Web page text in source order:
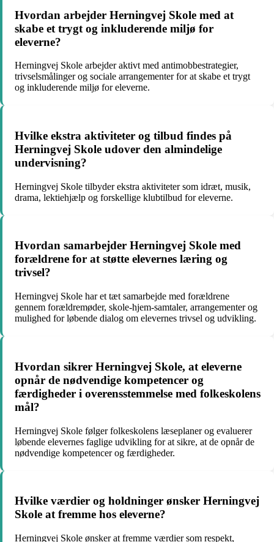
Hvordan arbejder Herningvej Skole med at
skabe et trygt og inkluderende miljø for
eleverne?
Herningvej Skole arbejder aktivt med antimobbestrategier,
trivselsmålinger og sociale arrangementer for at skabe et trygt
og inkluderende miljø for eleverne.
Hvilke ekstra aktiviteter og tilbud findes på
Herningvej Skole udover den almindelige
undervisning?
Herningvej Skole tilbyder ekstra aktiviteter som idræt, musik,
drama, lektiehjælp og forskellige klubtilbud for eleverne.
Hvordan samarbejder Herningvej Skole med
forældrene for at støtte elevernes læring og
trivsel?
Herningvej Skole har et tæt samarbejde med forældrene
gennem forældremøder, skole-hjem-samtaler, arrangementer og
mulighed for løbende dialog om elevernes trivsel og udvikling.
Hvordan sikrer Herningvej Skole, at eleverne
opnår de nødvendige kompetencer og
færdigheder i overensstemmelse med folkeskolens
mål?
Herningvej Skole følger folkeskolens læseplaner og evaluerer
løbende elevernes faglige udvikling for at sikre, at de opnår de
nødvendige kompetencer og færdigheder.
Hvilke værdier og holdninger ønsker Herningvej
Skole at fremme hos eleverne?
Herningvej Skole ønsker at fremme værdier som respekt,